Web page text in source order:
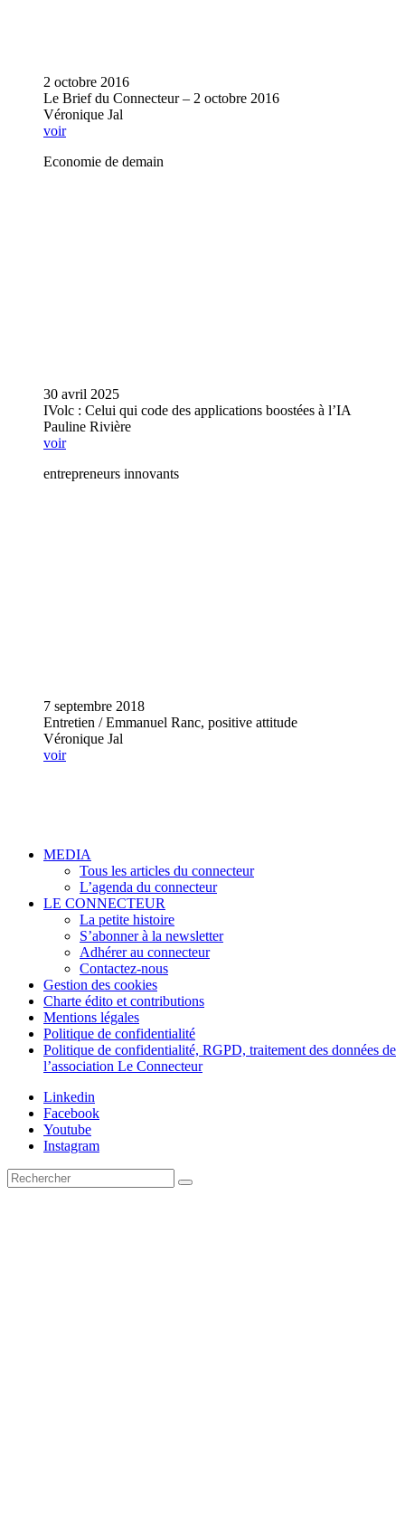
2 octobre 2016
Le Brief du Connecteur – 2 octobre 2016
Véronique Jal
voir
Economie de demain
30 avril 2025
IVolc : Celui qui code des applications boostées à l’IA
Pauline Rivière
voir
entrepreneurs innovants
7 septembre 2018
Entretien / Emmanuel Ranc, positive attitude
Véronique Jal
voir
MEDIA
Tous les articles du connecteur
L’agenda du connecteur
LE CONNECTEUR
La petite histoire
S’abonner à la newsletter
Adhérer au connecteur
Contactez-nous
Gestion des cookies
Charte édito et contributions
Mentions légales
Politique de confidentialité
Politique de confidentialité, RGPD, traitement des données de
l’association Le Connecteur
Linkedin
Facebook
Youtube
Instagram